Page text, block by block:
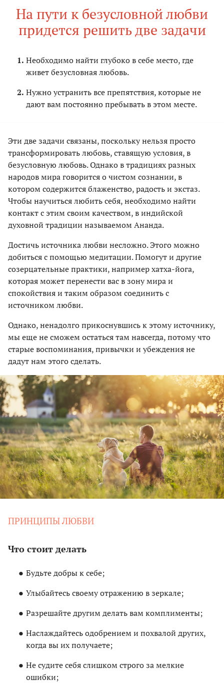
На пути к безусловной любви
придется решить две задачи
Необходимо найти глубоко в себе место, где
живет безусловная любовь.
Нужно устранить все препятствия, которые не
дают вам постоянно пребывать в этом месте.
Эти две задачи связаны, поскольку нельзя просто
трансформировать любовь, ставящую условия, в
безусловную любовь. Однако в традициях разных
народов мира говорится о чистом сознании, в
котором содержится блаженство, радость и экстаз.
Чтобы научиться любить себя, необходимо найти
контакт с этим своим качеством, в индийской
духовной традиции называемом Ананда.
Достичь источника любви несложно. Этого можно
добиться с помощью медитации. Помогут и другие
созерцательные практики, например хатха-йога,
которая может перенести вас в зону мира и
спокойствия и таким образом соединить с
источником любви.
Однако, ненадолго прикоснувшись к этому источнику,
мы еще не сможем остаться там навсегда, потому что
старые воспоминания, привычки и убеждения не
дадут нам этого сделать.
ПРИНЦИПЫ ЛЮБВИ
Что стоит делать
Будьте добры к себе;
Улыбайтесь своему отражению в зеркале;
Разрешайте другим делать вам комплименты;
Наслаждайтесь одобрением и похвалой других,
когда вы их получаете;
Не судите себя слишком строго за мелкие
ошибки;